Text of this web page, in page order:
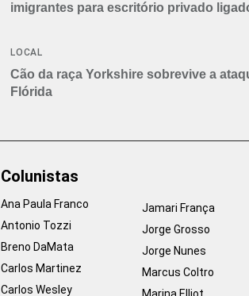
imigrantes para escritório privado
LOCAL
Cão da raça Yorkshire sobrevive a
Flórida
Colunistas
Ana Paula Franco
Antonio Tozzi
Breno DaMata
Carlos Martinez
Carlos Wesley
Jamari França
Jorge Grosso
Jorge Nunes
Marcus Coltro